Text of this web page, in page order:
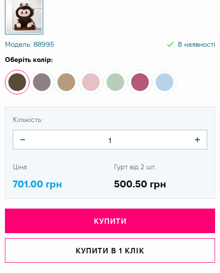
Модель: 88995
В наявності
Оберіть колір:
Кількість:
Ціна
701.00 грн
Гурт від 2 шт.
500.50 грн
КУПИТИ
КУПИТИ В 1 КЛІК